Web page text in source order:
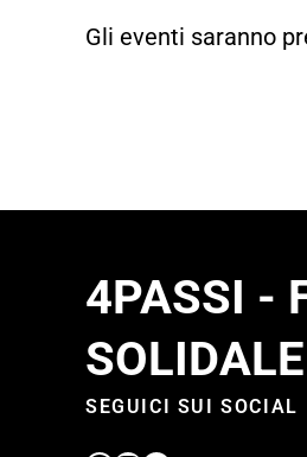
Gli eventi saranno
4PASSI -
SEGUICI SUI SOCIAL